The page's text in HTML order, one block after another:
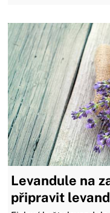
Levandule na
připravit